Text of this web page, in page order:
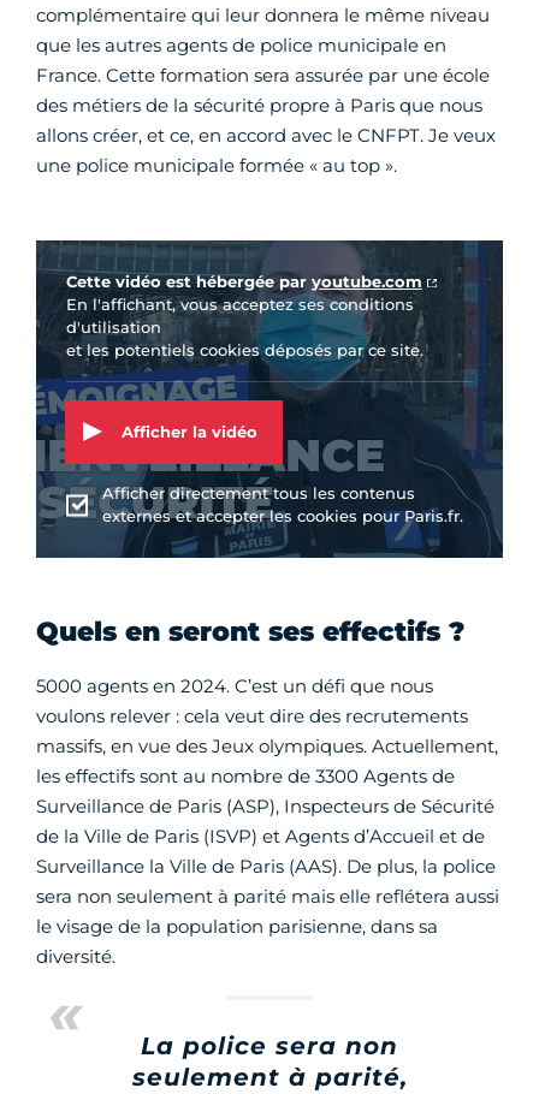
complémentaire qui leur donnera le même niveau
que les autres agents de police municipale en
France. Cette formation sera assurée par une école
des métiers de la sécurité propre à Paris que nous
allons créer, et ce, en accord avec le CNFPT. Je veux
une police municipale formée « au top ».
Vidéo Youtube
Cette vidéo est hébergée par youtube.com
En l'affichant, vous acceptez ses conditions
d'utilisation
et les potentiels cookies déposés par ce site.
Afficher la vidéo
Afficher directement tous les contenus
externes et accepter les cookies pour Paris.fr.
Quels en seront ses effectifs ?
5000 agents en 2024. C’est un défi que nous
voulons relever : cela veut dire des recrutements
massifs, en vue des Jeux olympiques. Actuellement,
les effectifs sont au nombre de 3300 Agents de
Surveillance de Paris (ASP), Inspecteurs de Sécurité
de la Ville de Paris (ISVP) et Agents d’Accueil et de
Surveillance la Ville de Paris (AAS). De plus, la police
sera non seulement à parité mais elle reflétera aussi
le visage de la population parisienne, dans sa
diversité.
La police sera non
seulement à parité,